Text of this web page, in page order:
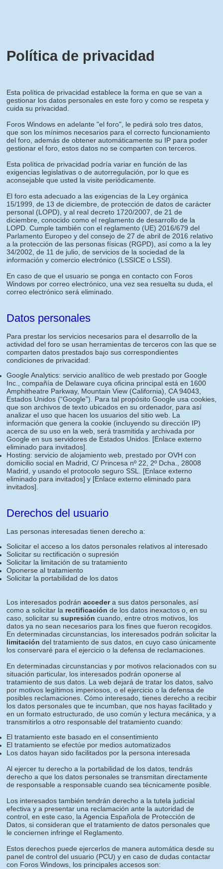
Política de privacidad
Esta política de privacidad establece la forma en que se van a
gestionar los datos personales en este foro y como se respeta y
cuida su privacidad.
Foros Windows en adelante "el foro", le pedirá solo tres datos,
que son los mínimos necesarios para el correcto funcionamiento
del foro, además de obtener automáticamente su IP para poder
gestionar el foro, estos datos no se comparten con terceros.
Esta política de privacidad podría variar en función de las
exigencias legislativas o de autorregulación, por lo que es
aconsejable que usted la visite periódicamente.
El foro esta adecuado a las exigencias de la Ley orgánica
15/1999, de 13 de diciembre, de protección de datos de carácter
personal (LOPD), y al real decreto 1720/2007, de 21 de
diciembre, conocido como el reglamento de desarrollo de la
LOPD. Cumple también con el reglamento (UE) 2016/679 del
Parlamento Europeo y del consejo de 27 de abril de 2016 relativo
a la protección de las personas físicas (RGPD), así como a la ley
34/2002, de 11 de julio, de servicios de la sociedad de la
información y comercio electrónico (LSSICE o LSSI).
En caso de que el usuario se ponga en contacto con Foros
Windows por correo electrónico, una vez sea resuelta su duda, el
correo electrónico será eliminado.
Datos personales
Para prestar los servicios necesarios para el desarrollo de la
actividad del foro se usan herramientas de terceros con las que se
comparten datos prestados bajo sus correspondientes
condiciones de privacidad:
Google Analytics: servicio analítico de web prestado por Google
Inc., compañía de Delaware cuya oficina principal está en 1600
Amphitheatre Parkway, Mountain View (California), CA 94043,
Estados Unidos (“Google”). Para tal propósito Google usa cookies,
que son archivos de texto ubicados en su ordenador, para así
analizar el uso que hacen los usuarios del sitio web. La
información que genera la cookie (incluyendo su dirección IP)
acerca de su uso en la web, será trasmitida y archivada por
Google en sus servidores de Estados Unidos. [Enlace externo
eliminado para invitados]
Hosting: servicio de alojamiento web, prestado por OVH con
domicilio social en Madrid, C/ Princesa nº 22, 2º Dcha., 28008
Madrid, y usando el protocolo seguro SSL. [Enlace externo
eliminado para invitados] y [Enlace externo eliminado para
invitados]
Derechos del usuario
Las personas interesadas tienen derecho a:
Solicitar el acceso a los datos personales relativos al interesado
Solicitar su rectificación o supresión
Solicitar la limitación de su tratamiento
Oponerse al tratamiento
Solicitar la portabilidad de los datos
Los interesados podrán accedera sus datos personales, así
como a solicitar la rectificación de los datos inexactos o, en su
caso, solicitar su supresión cuando, entre otros motivos, los
datos ya no sean necesarios para los fines que fueron recogidos.
En determinadas circunstancias, los interesados podrán solicitar la
limitación del tratamiento de sus datos, en cuyo caso únicamente
los conservaré para el ejercicio o la defensa de reclamaciones.
En determinadas circunstancias y por motivos relacionados con su
situación particular, los interesados podrán oponerse al
tratamiento de sus datos. La web dejará de tratar los datos, salvo
por motivos legítimos imperiosos, o el ejercicio o la defensa de
posibles reclamaciones. Cómo interesado, tienes derecho a recibir
los datos personales que te incumban, que nos hayas facilitado y
en un formato estructurado, de uso común y lectura mecánica, y a
transmitirlos a otro responsable del tratamiento cuando:
El tratamiento este basado en el consentimiento
El tratamiento se efectúe por medios automatizados
Los datos hayan sido facilitados por la persona interesada
Al ejercer tu derecho a la portabilidad de los datos, tendrás
derecho a que los datos personales se transmitan directamente
de responsable a responsable cuando sea técnicamente posible.
Los interesados también tendrán derecho a la tutela judicial
efectiva y a presentar una reclamación ante la autoridad de
control, en este caso, la Agencia Española de Protección de
Datos, si consideran que el tratamiento de datos personales que
le conciernen infringe el Reglamento.
Estos derechos puede ejercerlos de manera automática desde su
panel de control del usuario (PCU) y en caso de dudas contactar
con Foros Windows, los principales accesos son: